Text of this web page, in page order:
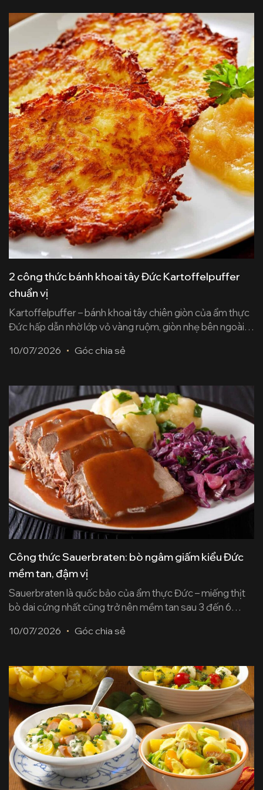
2 công thức bánh khoai tây Đức Kartoffelpuffer
chuẩn vị
Kartoffelpuffer – bánh khoai tây chiên giòn của ẩm thực
Đức hấp dẫn nhờ lớp vỏ vàng ruộm, giòn nhẹ bên ngoài
Köcher sẽ hướng dẫn hai công thức gốc từ cuốn Công
[...]
10/07/2026 Góc chia sẻ
Công thức Sauerbraten: bò ngâm giấm kiểu Đức
mềm tan, đậm vị
Sauerbraten là quốc bảo của ẩm thực Đức – miếng thịt
bò dai cứng nhất cũng trở nên mềm tan sau 3 đến 6
sóng sánh. Bài viết này từ Köcher sẽ hướng dẫn từng
10/07/2026 Góc chia sẻ